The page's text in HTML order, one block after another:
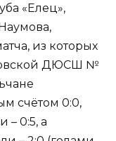
«Елец»,
из которых
ДЮСШ №
счётом 0:0,
– 0:5, а